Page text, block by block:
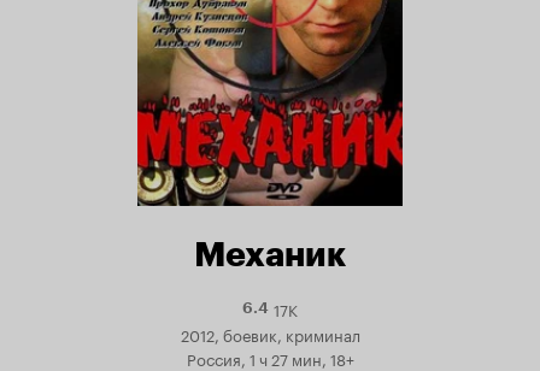
Механик
6.4Рейтинг
6.4
17K
2012, боевик, криминал
Россия, 1 ч 27 мин, 18+